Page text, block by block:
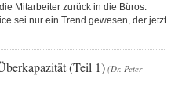
Mitarbeiter zurück in die Büros.
sei nur ein Trend gewesen, der jetzt
(Teil 1) (Dr. Peter